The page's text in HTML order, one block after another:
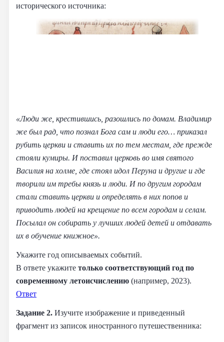
исторического источника:
«Люди же, крестившись, разошлись по домам. Владимир
же был рад, что познал Бога сам и люди его… приказал
рубить церкви и ставить их по тем местам, где прежде
стояли кумиры. И поставил церковь во имя святого
Василия на холме, где стоял идол Перуна и другие и где
творили им требы князь и люди. И по другим городам
стали ставить церкви и определять в них попов и
приводить людей на крещение по всем городам и селам.
Посылал он собирать у лучших людей детей и отдавать
их в обучение книжное».
Укажите год описываемых событий.
В ответе укажите только соответствующий год по
современному летоисчислению (например, 2023).
Ответ
Задание 2. Изучите изображение и приведенный
фрагмент из записок иностранного путешественника: